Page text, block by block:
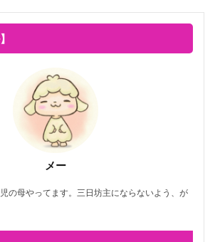
メー
の母やってます。三日坊主にならないよう、が